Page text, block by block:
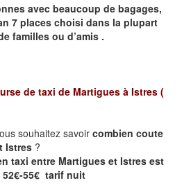
avec beaucoup de bagages,
7 places choisi dans la plupart
familles ou d’amis .
de taxi de Martigues à Istres (
souhaitez savoir combien coute
Istres ?
taxi entre Martigues et Istres est
52€-55€ tarif nuit